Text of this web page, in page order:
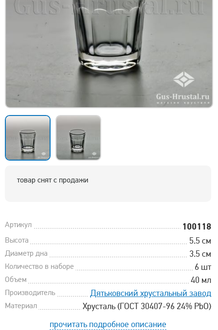
товар снят с продажи
Артикул 100118
Высота 5.5 см
Диаметр дна 3.5 см
Количество в наборе 6 шт
Объем 40 мл
Производитель Дятьковский хрустальный завод
Материал
Хрусталь (ГОСТ 30407-96 24% PbO)
прочитать подробное описание